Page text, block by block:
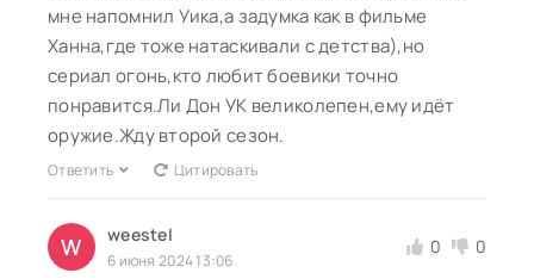
мне напомнил Уика,а задумка как в фильме
Ханна,где тоже натаскивали с детства),но
сериал огонь,кто любит боевики точно
понравится.Ли Дон УК великолепен,ему идёт
оружие.Жду второй сезон.
Ответить Цитировать
W weestel
6 июня 2024 13:06
0 0